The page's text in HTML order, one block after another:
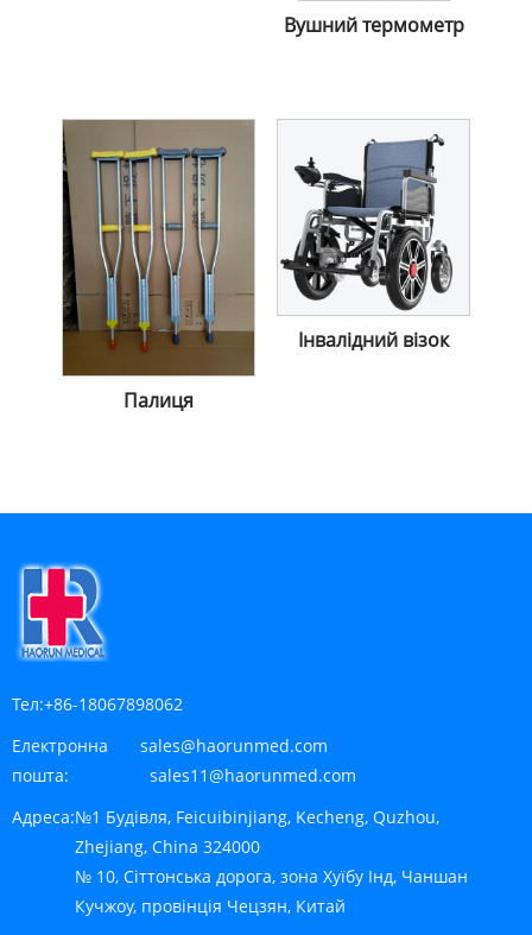
Вушний термометр
Палиця
Інвалідний візок
Тел:+86-18067898062
Електронна
пошта:
sales@haorunmed.com
sales11@haorunmed.com
Адреса:№1 Будівля, Feicuibinjiang, Kecheng, Quzhou,
Zhejiang, China 324000
№ 10, Сіттонська дорога, зона Хуїбу Інд, Чаншан
Кучжоу, провінція Чецзян, Китай